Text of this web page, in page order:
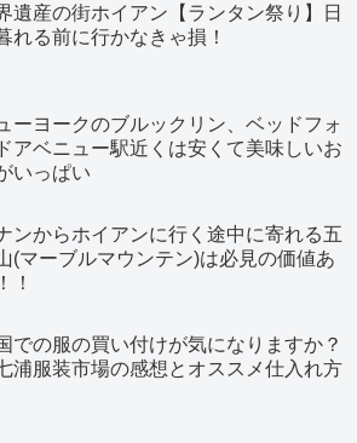
遺産の街ホイアン【ランタン祭り】日
れる前に行かなきゃ損！
ーヨークのブルックリン、ベッドフォ
アベニュー駅近くは安くて美味しいお
いっぱい
ンからホイアンに行く途中に寄れる五
(マーブルマウンテン)は必見の価値あ
！
での服の買い付けが気になりますか？
浦服装市場の感想とオススメ仕入れ方